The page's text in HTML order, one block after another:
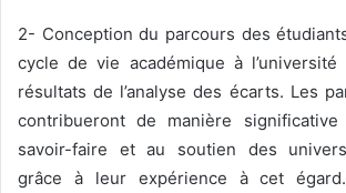
2- Conception du parcours des
cycle de vie académique à
résultats de l’analyse des écarts. Les
contribueront de manière
savoir-faire et au soutien des
grâce à leur expérience à cet